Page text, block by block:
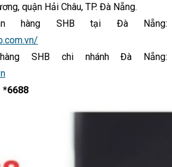
quận Hải Châu, TP. Đà Nẵng.
hàng SHB tại Đà Nẵng:
SHB chi nhánh Đà Nẵng:
*6688